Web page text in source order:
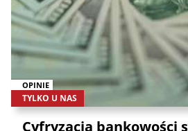
OPINIE
TYLKO U NAS
Cyfryzacja bankowości